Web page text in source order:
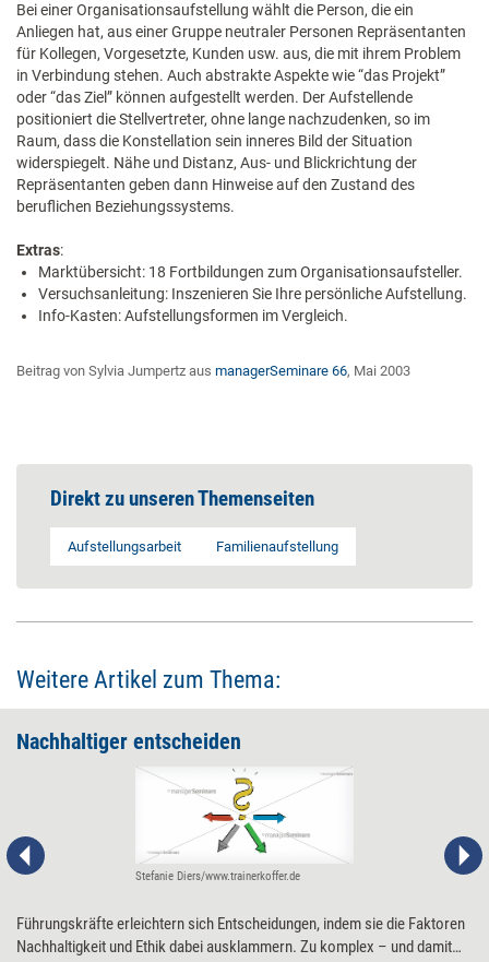
Bei einer Organisationsaufstellung wählt die Person, die ein
Anliegen hat, aus einer Gruppe neutraler Personen Repräsentanten
für Kollegen, Vorgesetzte, Kunden usw. aus, die mit ihrem Problem
in Verbindung stehen. Auch abstrakte Aspekte wie “das Projekt”
oder “das Ziel” können aufgestellt werden. Der Aufstellende
positioniert die Stellvertreter, ohne lange nachzudenken, so im
Raum, dass die Konstellation sein inneres Bild der Situation
widerspiegelt. Nähe und Distanz, Aus- und Blickrichtung der
Repräsentanten geben dann Hinweise auf den Zustand des
beruflichen Beziehungssystems.
Extras:
Marktübersicht: 18 Fortbildungen zum Organisationsaufsteller.
Versuchsanleitung: Inszenieren Sie Ihre persönliche Aufstellung.
Info-Kasten: Aufstellungsformen im Vergleich.
Beitrag von Sylvia Jumpertz aus managerSeminare 66, Mai 2003
Direkt zu unseren Themenseiten
Aufstellungsarbeit Familienaufstellung
Weitere Artikel zum Thema:
Nachhaltiger entscheiden
Stefanie Diers/www.trainerkoffer.de
Führungskräfte erleichtern sich Entscheidungen, indem sie die Faktoren
Nachhaltigkeit und Ethik dabei ausklammern. Zu komplex – und damit